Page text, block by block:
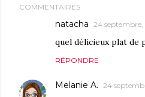
COMMENTAIRES
natacha 24 septembre,
quel délicieux plat de
RÉPONDRE
Melanie A. 24